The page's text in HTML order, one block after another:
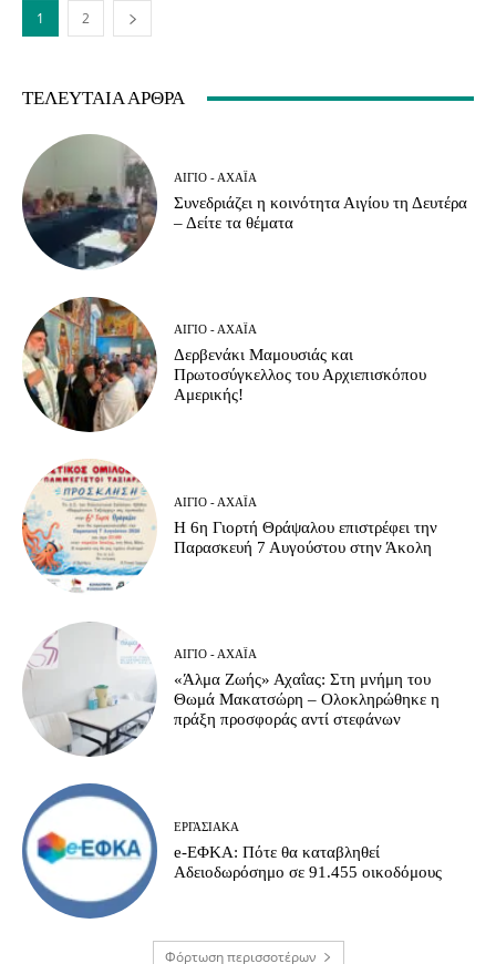
1 2
ΤΕΛΕΥΤΑΊΑ ΆΡΘΡΑ
ΑΊΓΙΟ - ΑΧΑΪ́Α
Συνεδριάζει η κοινότητα Αιγίου τη Δευτέρα
– Δείτε τα θέματα
ΑΊΓΙΟ - ΑΧΑΪ́Α
Δερβενάκι Μαμουσιάς και
Πρωτοσύγκελλος του Αρχιεπισκόπου
Αμερικής!
ΑΊΓΙΟ - ΑΧΑΪ́Α
Η 6η Γιορτή Θράψαλου επιστρέφει την
Παρασκευή 7 Αυγούστου στην Άκολη
ΑΊΓΙΟ - ΑΧΑΪ́Α
«Άλμα Ζωής» Αχαΐας: Στη μνήμη του
Θωμά Μακατσώρη – Ολοκληρώθηκε η
πράξη προσφοράς αντί στεφάνων
ΕΡΓΑΣΙΑΚΆ
e-ΕΦΚΑ: Πότε θα καταβληθεί
Αδειοδωρόσημο σε 91.455 οικοδόμους
Φόρτωση περισσοτέρων